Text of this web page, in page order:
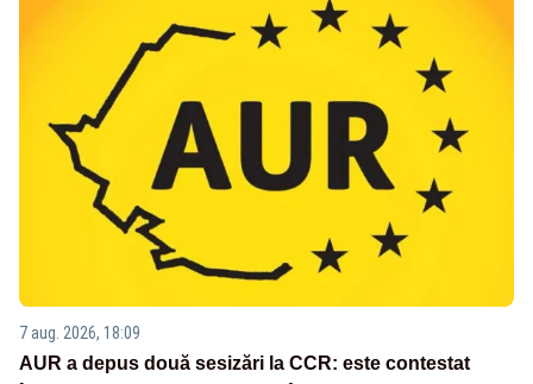
7 aug. 2026, 18:09
AUR a depus două sesizări la CCR: este contestat